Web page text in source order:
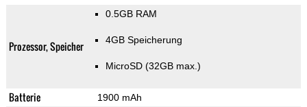
Prozessor, Speicher
0.5GB RAM
4GB Speicherung
MicroSD (32GB max.)
Batterie 1900 mAh